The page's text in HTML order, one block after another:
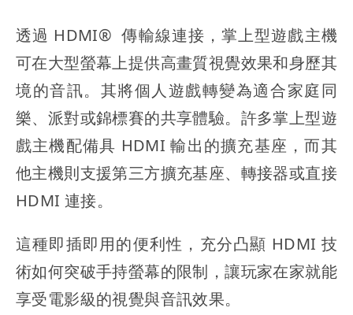
透過 HDMI® 傳輸線連接，掌上型遊戲主機
可在大型螢幕上提供高畫質視覺效果和身歷其
境的音訊。其將個人遊戲轉變為適合家庭同
樂、派對或錦標賽的共享體驗。許多掌上型遊
戲主機配備具 HDMI 輸出的擴充基座，而其
他主機則支援第三方擴充基座、轉接器或直接
HDMI 連接。
這種即插即用的便利性，充分凸顯 HDMI 技
術如何突破手持螢幕的限制，讓玩家在家就能
享受電影級的視覺與音訊效果。